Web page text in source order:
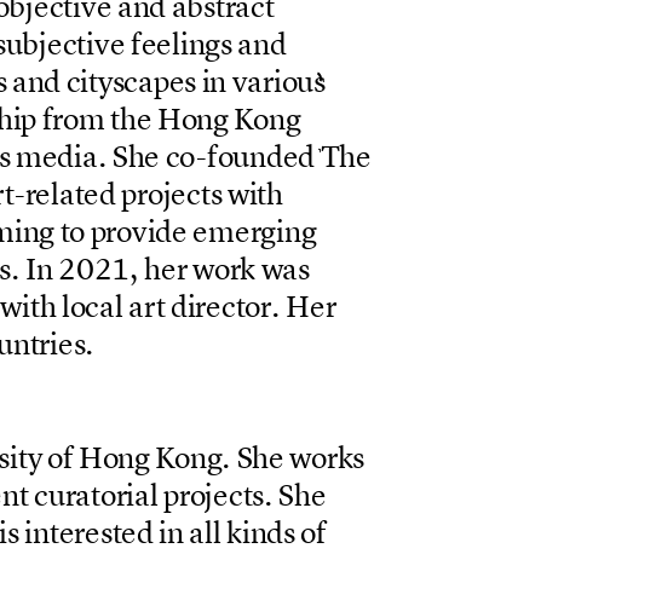
ubjectivefeelingsand
andcityscapesinvarious
ipfromtheHongKong
media. Sheco-foundedThe
t-relatedprojectswith
ingtoprovideemerging
s. In2021,herworkwas
withlocalartdirector. Her
ntries.
ityofHongKong. Sheworks
ntcuratorialprojects. She
isinterestedinallkindsof